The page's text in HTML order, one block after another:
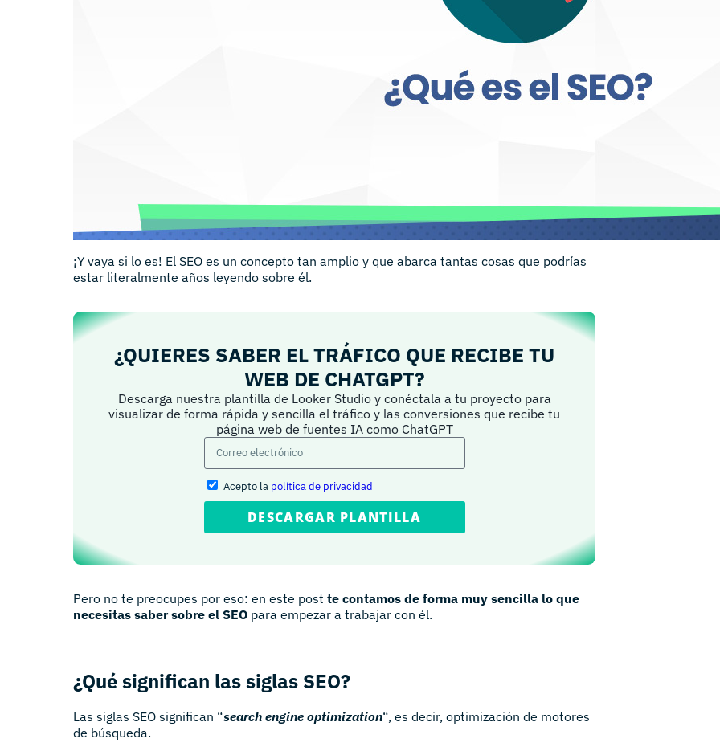
¡Y vaya si lo es! El SEO es un concepto tan amplio y que abarca tantas cosas que podrías
estar literalmente años leyendo sobre él.
¿QUIERES SABER EL TRÁFICO QUE RECIBE TU
WEB DE CHATGPT?
Descarga nuestra plantilla de Looker Studio y conéctala a tu proyecto para
visualizar de forma rápida y sencilla el tráfico y las conversiones que recibe tu
página web de fuentes IA como ChatGPT
Acepto la política de privacidad
DESCARGAR PLANTILLA
Pero no te preocupes por eso: en este post te contamos de forma muy sencilla lo que
necesitas saber sobre el SEO para empezar a trabajar con él.
¿Qué significan las siglas SEO?
Las siglas SEO significan “search engine optimization“, es decir, optimización de motores
de búsqueda.